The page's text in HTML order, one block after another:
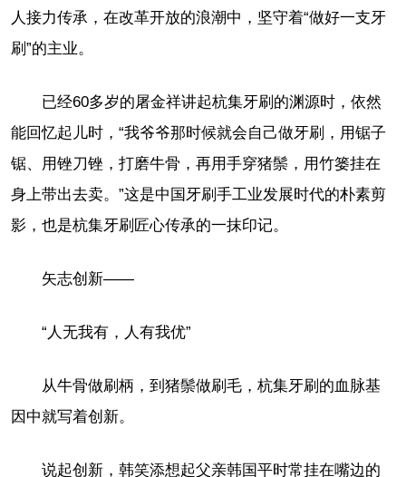
人接力传承，在改革开放的浪潮中，坚守着“做好一支牙
刷”的主业。
已经60多岁的屠金祥讲起杭集牙刷的渊源时，依然
能回忆起儿时，“我爷爷那时候就会自己做牙刷，用锯子
锯、用锉刀锉，打磨牛骨，再用手穿猪鬃，用竹篓挂在
身上带出去卖。”这是中国牙刷手工业发展时代的朴素剪
影，也是杭集牙刷匠心传承的一抹印记。
矢志创新——
“人无我有，人有我优”
从牛骨做刷柄，到猪鬃做刷毛，杭集牙刷的血脉基
因中就写着创新。
说起创新，韩笑添想起父亲韩国平时常挂在嘴边的